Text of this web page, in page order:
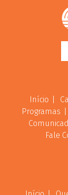
Início
Programas
Fale